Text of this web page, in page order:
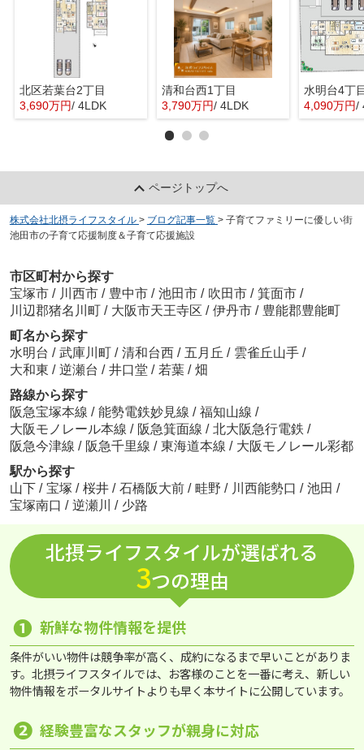
北区若葉台2丁目
3,690万円/ 4LDK
清和台西1丁目
3,790万円/ 4LDK
水明台4丁
4,090万円/
ページトップへ
株式会社北摂ライフスタイル > ブログ記事一覧 > 子育てファミリーに優しい街
池田市の子育て応援制度＆子育て応援施設
市区町村から探す
宝塚市 / 川西市 / 豊中市 / 池田市 / 吹田市 / 箕面市 /
川辺郡猪名川町 / 大阪市天王寺区 / 伊丹市 / 豊能郡豊能町
町名から探す
水明台 / 武庫川町 / 清和台西 / 五月丘 / 雲雀丘山手 /
大和東 / 逆瀬台 / 井口堂 / 若葉 / 畑
路線から探す
阪急宝塚本線 / 能勢電鉄妙見線 / 福知山線 /
大阪モノレール本線 / 阪急箕面線 / 北大阪急行電鉄 /
阪急今津線 / 阪急千里線 / 東海道本線 / 大阪モノレール彩都
駅から探す
山下 / 宝塚 / 桜井 / 石橋阪大前 / 畦野 / 川西能勢口 / 池田 /
宝塚南口 / 逆瀬川 / 少路
北摂ライフスタイルが選ばれる
3つの理由
❶ 新鮮な物件情報を提供
条件がいい物件は競争率が高く、成約になるまで早いことがありま
す。北摂ライフスタイルでは、お客様のことを一番に考え、新しい
物件情報をポータルサイトよりも早く本サイトに公開しています。
❷ 経験豊富なスタッフが親身に対応